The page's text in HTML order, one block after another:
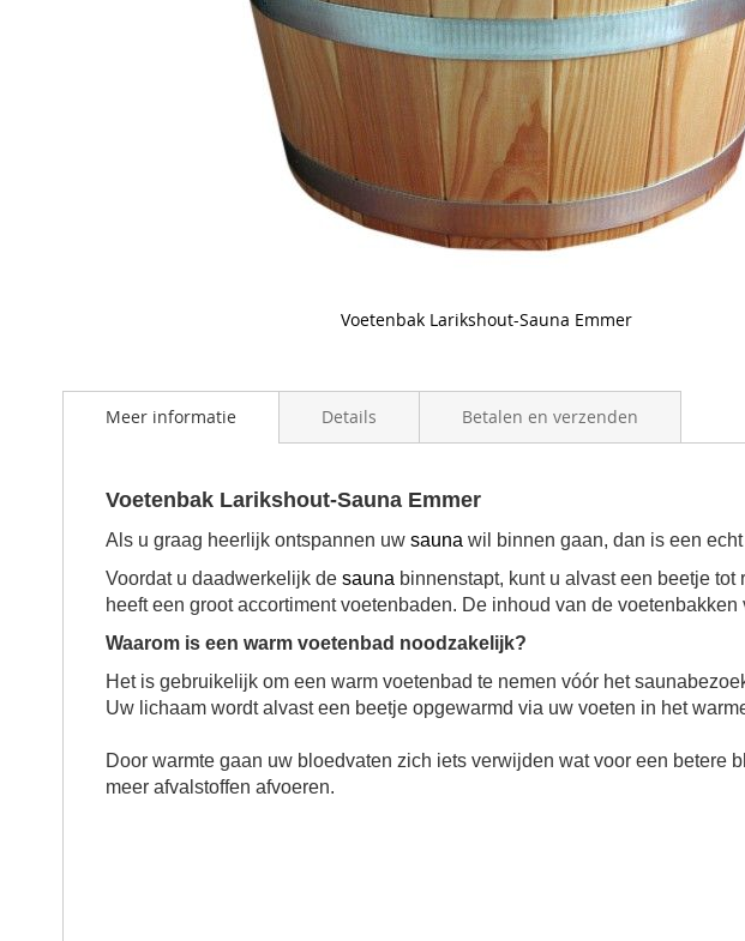
Voetenbak Larikshout-Sauna Emmer
the
beginning
images
Meer informatie
Voetenbak Larikshout-Sauna Emmer
Als u graag heerlijk ontspannen uw sauna wil binnen gaan, dan is een
Voordat u daadwerkelijk de sauna binnenstapt, kunt u alvast een beetje
heeft een groot accortiment voetenbaden. De inhoud van de voetenbakken
Waarom is een warm voetenbad noodzakelijk?
Het is gebruikelijk om een warm voetenbad te nemen vóór het
Uw lichaam wordt alvast een beetje opgewarmd via uw voeten in het
Door warmte gaan uw bloedvaten zich iets verwijden wat voor een betere
meer afvalstoffen afvoeren.
Details Betalen en verzenden